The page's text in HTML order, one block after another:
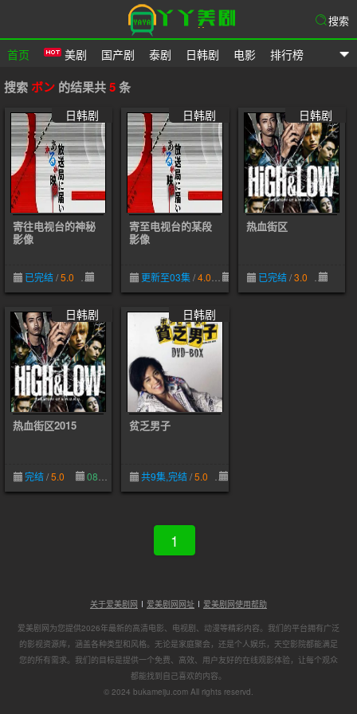
首页 美剧 国产剧 泰剧 日韩剧 电影 排行榜
搜索
搜索 ボン 的结果共5条
日韩剧
寄往电视台的神秘
影像
已完结/5.0
日韩剧
寄至电视台的某段
影像
更新至03集/4.0 03-20
日韩剧
热血街区
已完结/3.0
日韩剧
热血街区2015
完结/5.0 08-30
日韩剧
贫乏男子
共9集,完结/5.0
1
关于爱美剧网 爱美剧网网址 爱美剧网使用帮助
爱美剧网为您提供2026年最新的高清电影、电视剧、动漫等精彩内容。我们的平台拥有广泛
的影视资源库，涵盖各种类型和风格。无论是家庭聚会，还是个人娱乐，天空影院都能满足
您的所有需求。我们的目标是提供一个免费、高效、用户友好的在线观影体验，让每个观众
都能找到自己喜欢的内容。
© 2024 bukameiju.com All rights reservd.